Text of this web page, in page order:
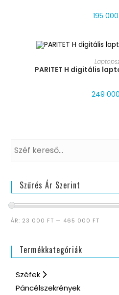
195 000
MÉRET
PARITET H digitális
249 000
Szűrés Ár Szerint
ÁR: 23 000 FT — 465 000 FT
Termékkategóriák
Széfek
Páncélszekrények